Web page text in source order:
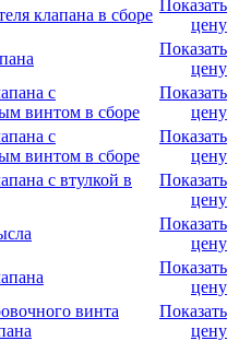
клапана в сборе
Показать
цену
Показать
цену
с
винтом в сборе
Показать
цену
с
винтом в сборе
Показать
цену
с втулкой в
Показать
цену
Показать
цену
Показать
цену
винта
Показать
цену